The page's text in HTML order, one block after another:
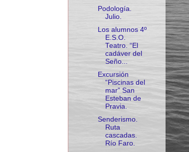
Podología.
Julio.
Los alumnos 4º
E.S.O.
Teatro. “El
cadáver del
Seño...
Excursión
“Piscinas del
mar” San
Esteban de
Pravia.
Senderismo.
Ruta
cascadas.
Río Faro.